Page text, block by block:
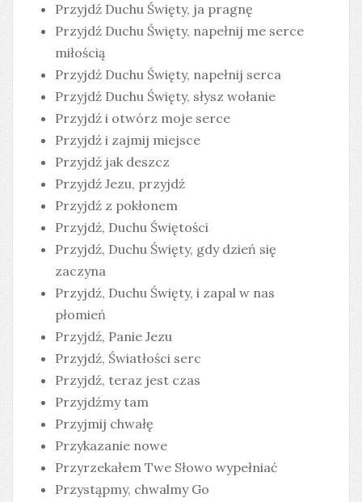
Przyjdź Duchu Święty, ja pragnę
Przyjdź Duchu Święty, napełnij me serce
miłością
Przyjdź Duchu Święty, napełnij serca
Przyjdź Duchu Święty, słysz wołanie
Przyjdź i otwórz moje serce
Przyjdź i zajmij miejsce
Przyjdź jak deszcz
Przyjdź Jezu, przyjdź
Przyjdź z pokłonem
Przyjdź, Duchu Świętości
Przyjdź, Duchu Święty, gdy dzień się
zaczyna
Przyjdź, Duchu Święty, i zapal w nas
płomień
Przyjdź, Panie Jezu
Przyjdź, Światłości serc
Przyjdź, teraz jest czas
Przyjdźmy tam
Przyjmij chwałę
Przykazanie nowe
Przyrzekałem Twe Słowo wypełniać
Przystąpmy, chwalmy Go